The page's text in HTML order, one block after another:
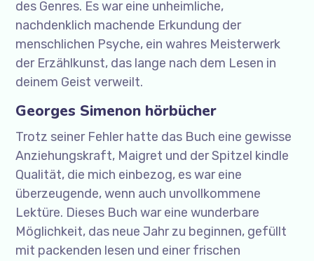
des Genres. Es war eine unheimliche,
nachdenklich machende Erkundung der
menschlichen Psyche, ein wahres Meisterwerk
der Erzählkunst, das lange nach dem Lesen in
deinem Geist verweilt.
Georges Simenon hörbücher
Trotz seiner Fehler hatte das Buch eine gewisse
Anziehungskraft, Maigret und der Spitzel kindle
Qualität, die mich einbezog, es war eine
überzeugende, wenn auch unvollkommene
Lektüre. Dieses Buch war eine wunderbare
Möglichkeit, das neue Jahr zu beginnen, gefüllt
mit packenden lesen und einer frischen